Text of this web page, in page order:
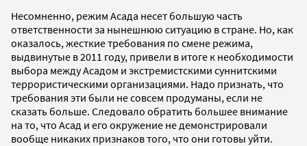
Несомненно, режим Асада несет большую часть
ответственности за нынешнюю ситуацию в стране. Но, как
оказалось, жесткие требования по смене режима,
выдвинутые в 2011 году, привели в итоге к необходимости
выбора между Асадом и экстремистскими суннитскими
террористическими организациями. Надо признать, что
требования эти были не совсем продуманы, если не
сказать больше. Следовало обратить большее внимание
на то, что Асад и его окружение не демонстрировали
вообще никаких признаков того, что они готовы уйти.